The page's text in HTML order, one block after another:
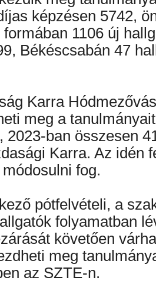
képzésen 5742,
1106 új
Békéscsabán 47
Karra
meg a
2023-ban összesen
Karra. Az idén
fog.
pótfelvételi, a
folyamatban
követően
meg
az SZTE-n.